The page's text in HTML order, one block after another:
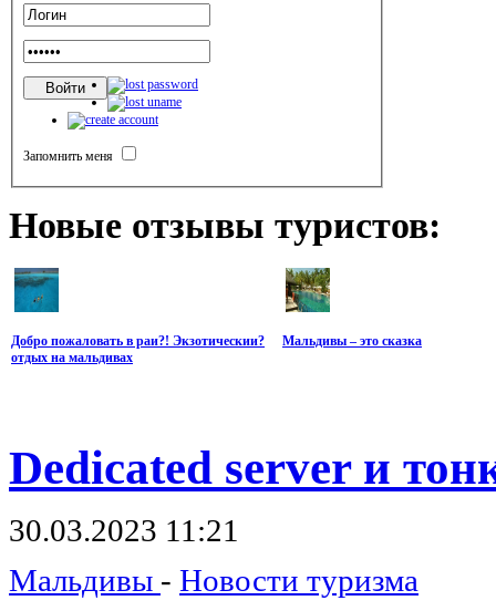
Запомнить меня
Новые отзывы туристов:
Добро пожаловать в раи?! Экзотическии?
отдых на мальдивах
Мальдивы – это сказка
Dedicated server и
30.03.2023 11:21
Мальдивы - Новости туризма